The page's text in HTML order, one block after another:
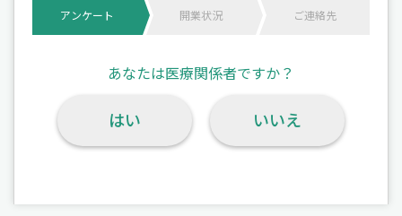
アンケート 開業状況 ご連絡先
あなたは医療関係者ですか？
はい いいえ